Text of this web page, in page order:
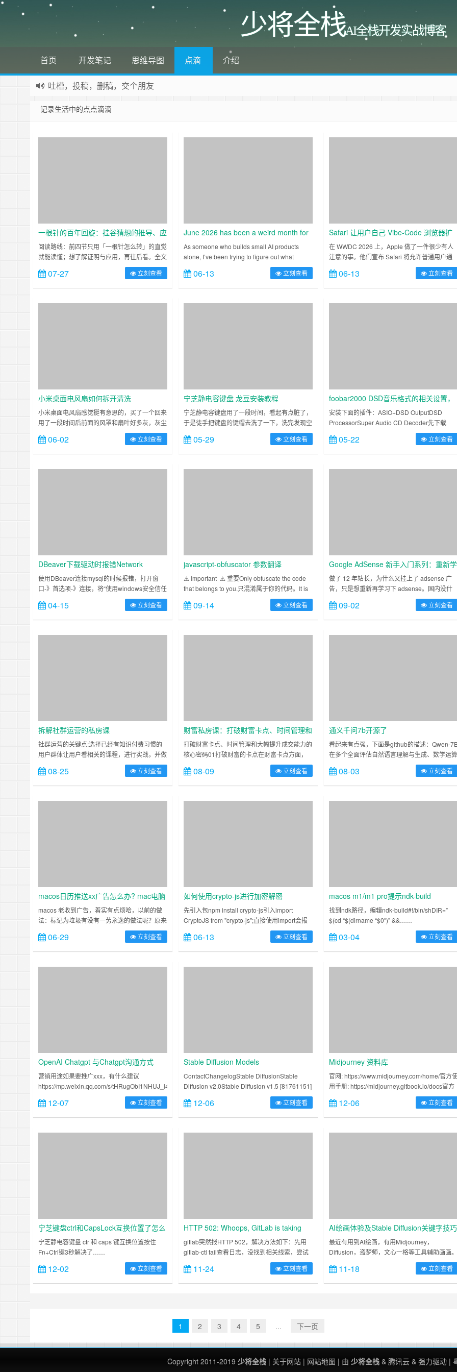
少将全栈AI全栈开发实战博客
首页 开发笔记 思维导图 点滴 介绍
吐槽，投稿，删稿，交个朋友
欢迎访问少将全栈，学会感恩，乐于付出，珍惜缘份，成就彼此、推荐使用最新版火狐浏览器和Chrome浏览器访
记录生活中的点点滴滴
一根针的百年回旋：挂谷猜想的推导、应
用与动画演绎
阅读路线：前四节只用「一根针怎么转」的直觉
就能读懂；想了解证明与应用，再往后看。全文
约 18 分钟。一根长度刚好为 1 的针，要能在空
间中指向每一个方向。它占据的体积，最小能小
到什么程度？这个问题在……
07-27 立刻查看
June 2026 has been a weird month for
AI. Microsoft dropped seven new MAI
models in a single announcement.
As someone who builds small AI products
alone, I’ve been trying to figure out what
06-13 立刻查看
Safari 让用户自己 Vibe-Code 浏览器扩
展：WWDC 2026 最被低估的发布
在 WWDC 2026 上，Apple 做了一件很少有人
注意的事。他们宣布 Safari 将允许普通用户通
过自然语言来创建自己的浏览器扩展。没错，
用写一行代码。你告诉 Safari 你想要什么功
能……
06-13 立刻查看
小米桌面电风扇如何拆开清洗
小米桌面电风扇感觉挺有意思的，买了一个回来
用了一段时间后前面的风罩和扇叶好多灰，灰尘
多了后鼻子就不太舒服，偶尔会出现类似感冒的
症状（打喷嚏，流鼻涕）。一般第二天才会恢
复，可能是过敏性鼻炎。跟……
06-02 立刻查看
宁芝静电容键盘 龙豆安装教程
宁芝静电容键盘用了一段时间，看起有点脏了，
于是徒手把键盘的键帽去洗了一下，洗完发现空
格键之类的键帽安装上去会卡，宁芝键盘在空格
回车键用了龙豆，那么龙豆应该怎么安装呢？1.
注意看龙豆有边是伸出去的……
05-29 立刻查看
foobar2000 DSD音乐格式的相关设置，
HIFI入门 DSD输出设置附图
安装下面的插件：ASIO+DSD OutputDSD
ProcessorSuper Audio CD Decoder先下载
Foobar2000 SACD和ASIO插件：SACD ASIO
sa……05-22 立刻查看
DBeaver下载驱动时报错Network
unavailable due to certificate issue.
使用DBeaver连接mysql的时候报错，打开窗
口-》首选项-》连接，将“使用windows安全信任
存储”勾选去掉，然后重启连接就会自动下载驱
动。解决。 ……
04-15 立刻查看
javascript-obfuscator 参数翻译
⚠️ Important ⚠️ 重要Only obfuscate the code
that belongs to you.只混淆属于你的代码。It is
09-14 立刻查看
Google AdSense 新手入门系列：重新学
习 adsense
做了 12 年站长，为什么又挂上了 adsense 广
告，只是想重新再学习下 adsense。国内没什
么人玩中文adsense，因为单价很低，点击率
低。最近报了海外工具的航海，已经有了初步
想法……
09-02 立刻查看
拆解社群运营的私房课
社群运营的关键点:选择已经有知识付费习惯的
用户群体让用户看相关的课程，进行实战，并做
日复盘鼓励用户坚持并提供帮助让用户从消费者
转变为生产者，通过输出内容、运营社群等创造
价值尝试提高社群……
08-25 立刻查看
财富私房课：打破财富卡点、时间管理和
大幅提升成交能力的核心密码
打破财富卡点、时间管理和大幅提升成交能力的
核心密码01打破财富的卡点在财富卡点方面，
保持身体健康是赚钱的基础。同时要花钱在有利
于……08-09 立刻查看
通义千问7b开源了
看起来有点强，下面是github的描述：Qwen-
在多个全面评估自然语言理解与生成、数学运
解题、代码生成等能力的评测数据集上，包括
MMLU、C-Eval、GSM8K、HumanEval、
WMT……
08-03 立刻查看
macos日历推送xx广告怎么办? mac电脑
日历弹出垃圾信息的解决办法
macos 老收到广告，着实有点烦哈，以前的做
法：标记为垃圾有没有一劳永逸的做法呢？原来
关掉 icloud 的日历共享就可以了。这下终于可
以清净了。 ……
06-29 立刻查看
如何使用crypto-js进行加密解密
先引入包npm install crypto-js引入import
CryptoJS from "crypto-js";直接使用import会报
06-13 立刻查看
macos m1/m1 pro提示ndk-build
ERROR: Unknown host CPU
architecture: arm64
找到ndk路径，编辑ndk-build#!/bin/shDIR=”
$(cd “$(dirname “$0″)” &&……
03-04 立刻查看
OpenAI Chatgpt 与Chatgpt沟通方式
营销用途如果要推广xxx，有什么建议
https://mp.weixin.qq.com/s/tHRugObI1NHUJ_l4tRRMzg
生成视频标题，视频内容选题Give 20 vid……
12-07 立刻查看
Stable Diffusion Models
ContactChangelogStable DiffusionStable
Diffusion v2.0Stable Diffusion v1.5 [81761151]
12-06 立刻查看
Midjourney 资料库
官网: https://www.midjourney.com/home/官方
用手册: https://midjourney.gitbook.io/docs官方
12-06 立刻查看
宁芝键盘ctrl和CapsLock互换位置了怎么
改正
宁芝静电容键盘 ctr 和 caps 键互换位置按住
Fn+Ctrl键3秒解决了……
12-02 立刻查看
HTTP 502: Whoops, GitLab is taking
too much time to respond.
gitlab突然报HTTP 502，解决方法如下：先用
gitlab-ctl tail查看日志，没找到相关线索，尝试
如下：gitlab-ctl reconfigure # 更新配置gitlab-
c……11-24 立刻查看
AI绘画体验及Stable Diffusion关键字技巧
分享
最近有用到AI绘画，有用Midjourney，
Diffusion，盗梦师，文心一格等工具辅助画画
相对来说：中文平台个人比较喜欢盗梦师，文
一格简单关键词生成的不错，复杂一点的也不
特别理想（应该是……
11-18 立刻查看
1 2 3 4 5 ... 下一页
Copyright 2011-2019 少将全栈| 关于网站| 网站地图 | 由 少将全栈& 腾讯云& 强力驱动|